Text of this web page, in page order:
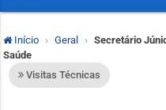
Início Geral
Secretário
Saúde
Visitas Técnicas